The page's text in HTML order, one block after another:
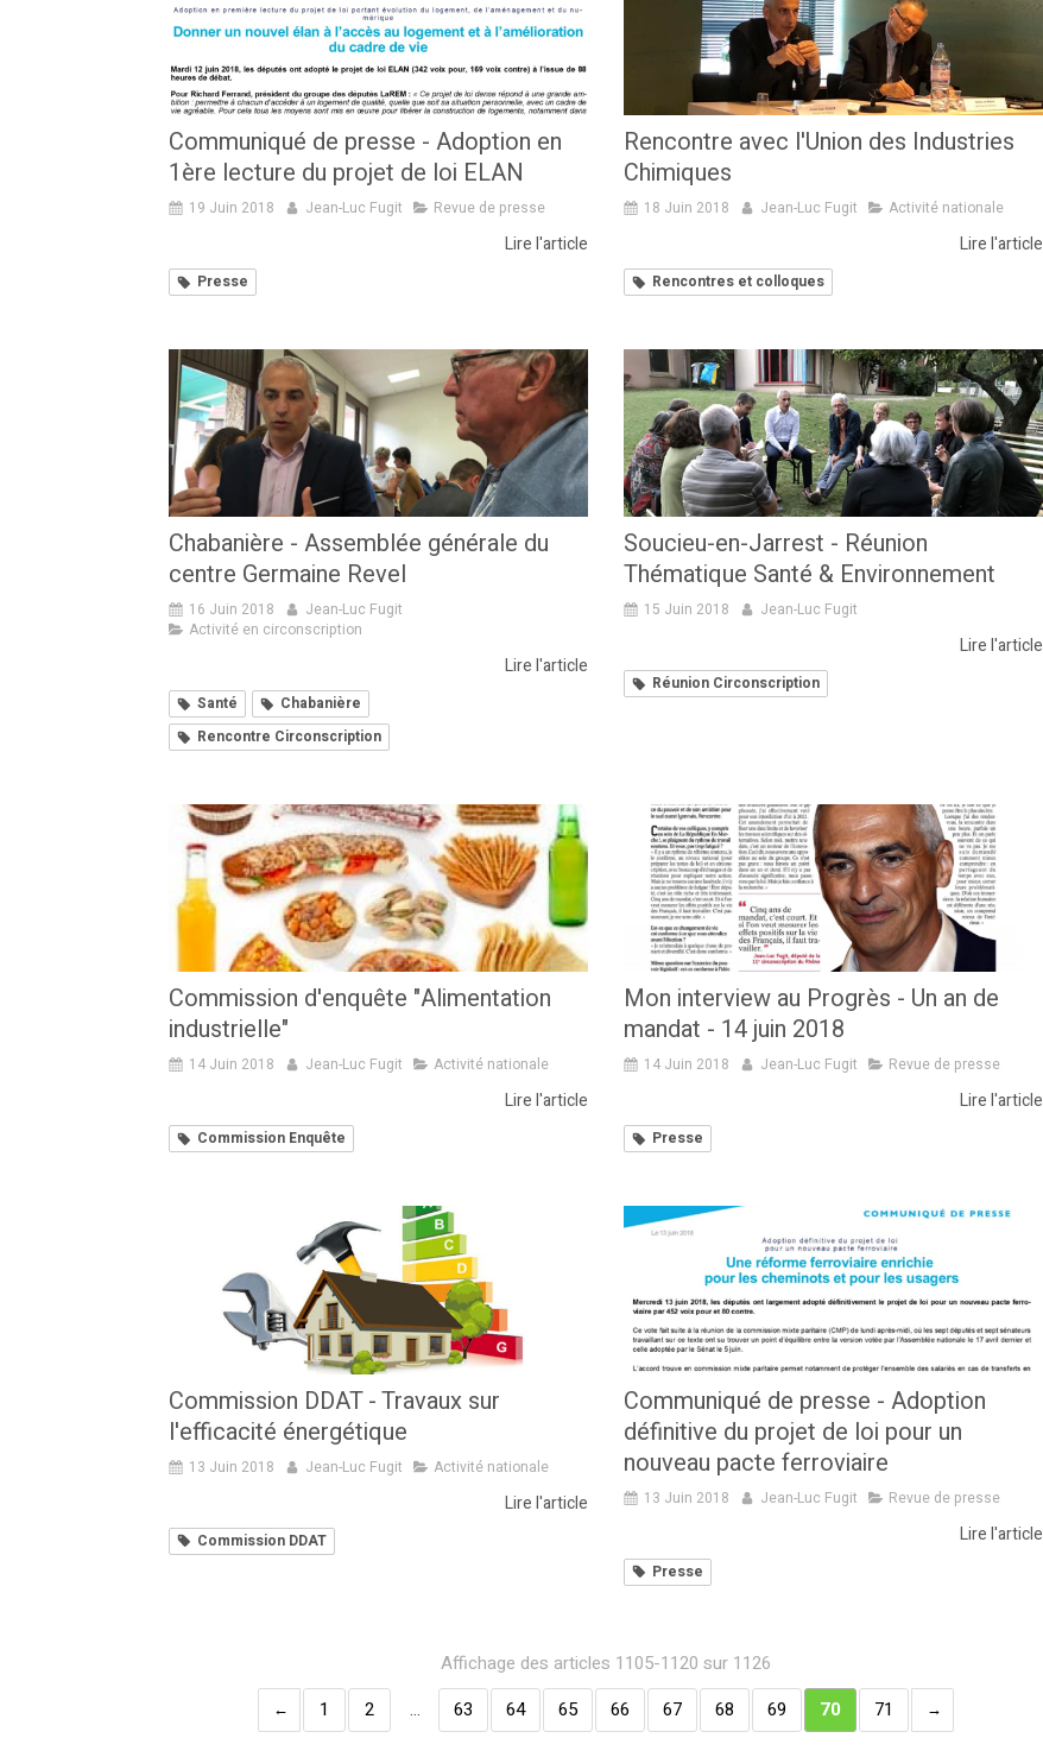
Communiqué de presse - Adoption en
1ère lecture du projet de loi ELAN
19 Juin 2018 Jean-Luc Fugit Revue de presse
Lire l'article
Presse
Rencontre avec l'Union des Industries
Chimiques
18 Juin 2018 Jean-Luc Fugit Activité nationale
Lire l'article
Rencontres et colloques
Chabanière - Assemblée générale du
centre Germaine Revel
16 Juin 2018
Jean-Luc Fugit
Activité en circonscription
Lire l'article
Santé
Chabanière
Rencontre Circonscription
Soucieu-en-Jarrest - Réunion
Thématique Santé & Environnement
15 Juin 2018 Jean-Luc Fugit
Lire l'article
Réunion Circonscription
Commission d'enquête "Alimentation
industrielle"
14 Juin 2018 Jean-Luc Fugit Activité nationale
Lire l'article
Commission Enquête
Mon interview au Progrès - Un an de
mandat - 14 juin 2018
14 Juin 2018 Jean-Luc Fugit Revue de presse
Lire l'article
Presse
Commission DDAT - Travaux sur
l'efficacité énergétique
13 Juin 2018 Jean-Luc Fugit Activité nationale
Lire l'article
Commission DDAT
Communiqué de presse - Adoption
définitive du projet de loi pour un
nouveau pacte ferroviaire
13 Juin 2018 Jean-Luc Fugit Revue de presse
Lire l'article
Presse
Affichage des articles 1105-1120 sur 1126
1
2 … 63 64 65 66 67 68 69 70 71